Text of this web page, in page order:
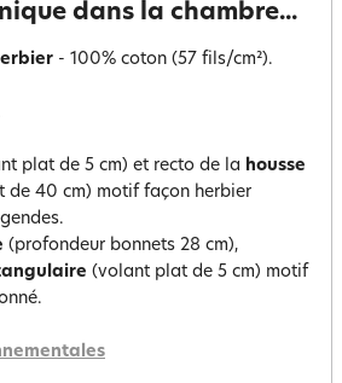
dans la chambre...
- 100% coton (57 fils/cm²).
plat de 5 cm) et recto de la housse
de 40 cm) motif façon herbier
(profondeur bonnets 28 cm),
(volant plat de 5 cm) motif